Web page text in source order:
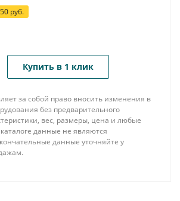
руб.
Купить в 1 клик
за собой право вносить изменения в
без предварительного
вес, размеры, цена и любые
данные не являются
данные уточняйте у